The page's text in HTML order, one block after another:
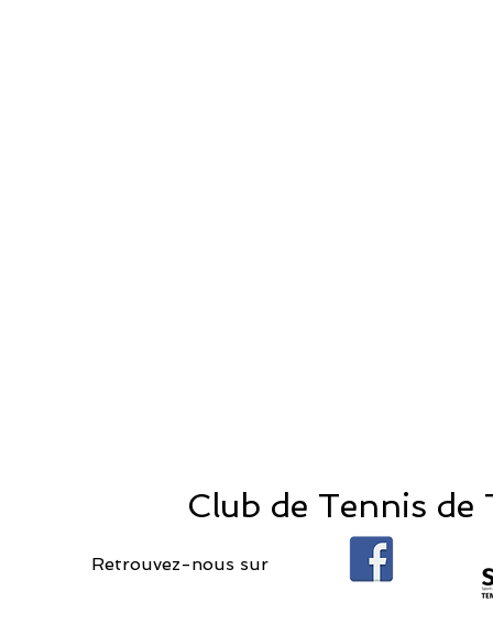
Retrouvez-nous sur
Club de Tennis de